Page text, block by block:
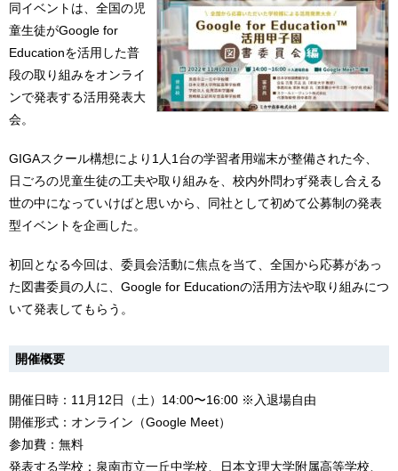
同イベントは、全国の児
童生徒がGoogle for
Educationを活用した普
段の取り組みをオンライ
ンで発表する活用発表大
会。
GIGAスクール構想により1人1台の学習者用端末が整備された今、
日ごろの児童生徒の工夫や取り組みを、校内外問わず発表し合える
世の中になっていけばと思いから、同社として初めて公募制の発表
型イベントを企画した。
初回となる今回は、委員会活動に焦点を当て、全国から応募があっ
た図書委員の人に、Google for Educationの活用方法や取り組みにつ
いて発表してもらう。
開催概要
開催日時：11月12日（土）14:00〜16:00 ※入退場自由
開催形式：オンライン（Google Meet）
参加費：無料
発表する学校：泉南市立一丘中学校、日本文理大学附属高等学校、